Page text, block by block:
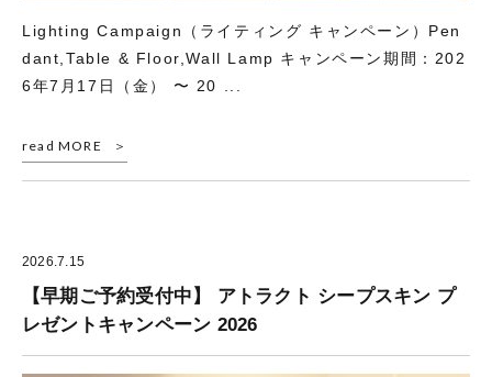
Lighting Campaign（ライティング キャンペーン）Pen
dant,Table & Floor,Wall Lamp キャンペーン期間：202
6年7月17日（金） 〜 20 ...
read MORE
2026.7.15
【早期ご予約受付中】 アトラクト シープスキン プ
レゼントキャンペーン 2026